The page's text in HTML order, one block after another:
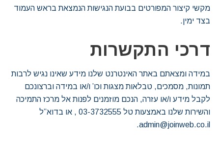
מקשי קיצור המפורטים בבועת הנגישות הנמצאת בראש העמוד
בצד ימין.
דרכי התקשרות
במידה ומצאתם באתר האינטרנט שלנו מידע שאינו נגיש לרבות
תמונות, מסמכים, טבלאות מצגות וכו’ ו/או במידה וברצונכם
לקבל מידע ו/או עזרה, הנכם מוזמנים לפנות אל מרכז התמיכה
והשירות שלנו באמצעות טל 03-3732555 , או בדוא”ל
admin@joinweb.co.il.